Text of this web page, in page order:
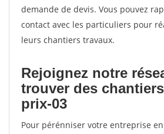
demande de devis. Vous pouvez
contact avec les particuliers pour
leurs chantiers travaux.
Rejoignez notre
trouver des
prix-03
Pour pérénniser votre entreprise